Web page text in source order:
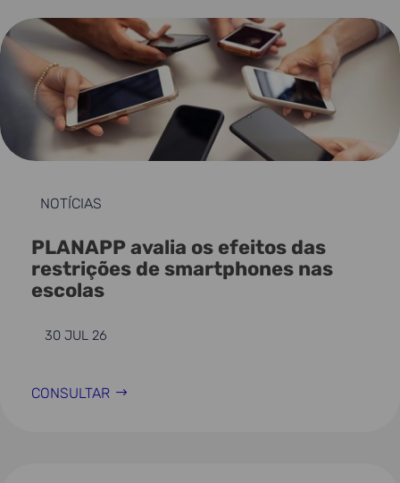
NOTÍCIAS
PLANAPP avalia os efeitos das
restrições de smartphones nas
escolas
30 JUL 26
CONSULTAR